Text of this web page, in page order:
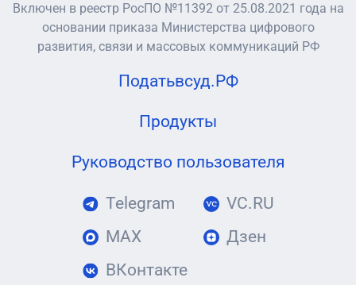
Включен в реестр РосПО №11392 от 25.08.2021 года на
основании приказа Министерства цифрового
развития, связи и массовых коммуникаций РФ
Податьвсуд.РФ
Продукты
Руководство пользователя
Telegram
MAX
ВКонтакте
VC.RU
Дзен